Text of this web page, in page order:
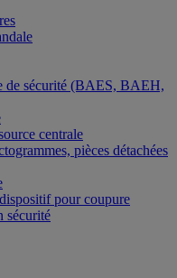
de sécurité (BAES, BAEH,
centrale
pièces détachées
pour coupure
sécurité